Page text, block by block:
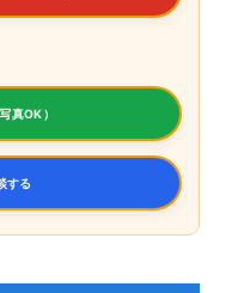
真OK）
する